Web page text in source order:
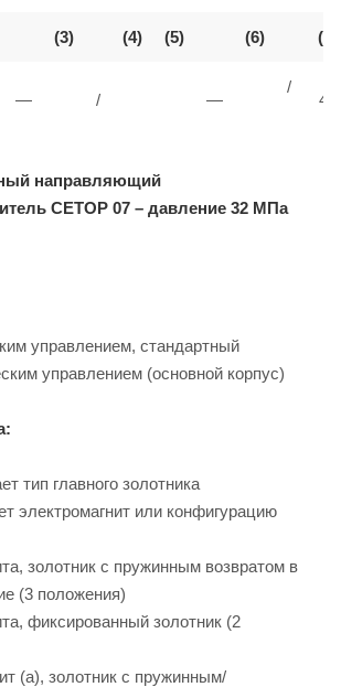
(3) (4) (5) (6) (7)
— / —
/
40
направляющий
CETOP 07 – давление 32 МПа
управлением, стандартный
управлением (основной корпус)
тип главного золотника
электромагнит или конфигурацию
золотник с пружинным возвратом в
(3 положения)
фиксированный золотник (2
(a), золотник с пружинным/